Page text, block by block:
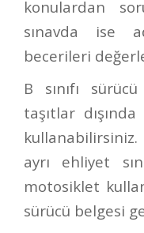
konulardan
sınavda ise
becerileri
B sınıfı
taşıtlar
ayrı ehliyet
motosiklet
sürücü belgesi